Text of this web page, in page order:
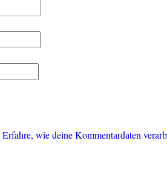
Erfahre, wie deine Kommentardaten